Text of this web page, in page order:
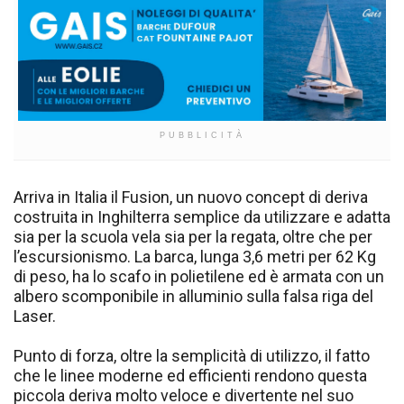
PUBBLICITÀ
Arriva in Italia il Fusion, un nuovo concept di deriva
costruita in Inghilterra semplice da utilizzare e adatta
sia per la scuola vela sia per la regata, oltre che per
l’escursionismo. La barca, lunga 3,6 metri per 62 Kg
di peso, ha lo scafo in polietilene ed è armata con un
albero scomponibile in alluminio sulla falsa riga del
Laser.
Punto di forza, oltre la semplicità di utilizzo, il fatto
che le linee moderne ed efficienti rendono questa
piccola deriva molto veloce e divertente nel suo